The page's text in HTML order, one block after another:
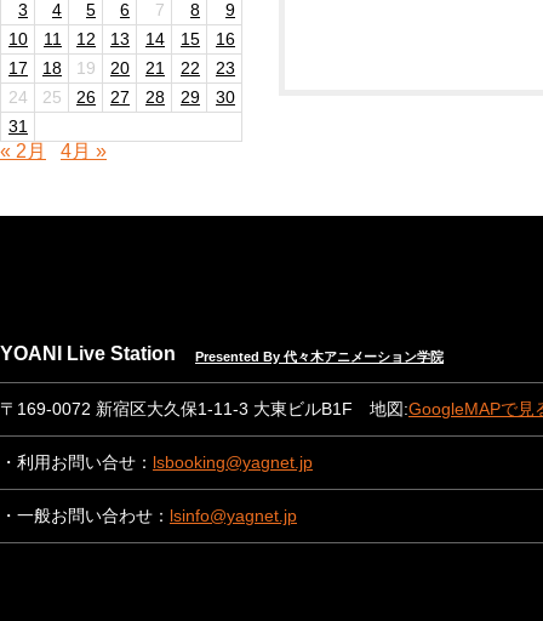
3
4 5 6 7 8
9
10
11 12 13 14 15
16
17
18 19 20 21 22
23
24
25 26 27 28 29
30
31
« 2月 4月 »
YOANI Live Station Presented By 代々木アニメーション学院
〒169-0072 新宿区大久保1-11-3 大東ビルB1F 地図:GoogleMAPで見
・利用お問い合せ： lsbooking@yagnet.jp
・一般お問い合わせ： lsinfo@yagnet.jp